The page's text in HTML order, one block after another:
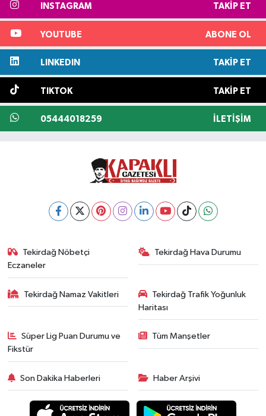
INSTAGRAM TAKIP ET
YOUTUBE ABONE OL
LINKEDIN TAKIP ET
TIKTOK TAKIP ET
05444018259 İLETIŞIM
Tekirdağ Nöbetçi
Eczaneler
Tekirdağ Hava Durumu
Tekirdağ Namaz Vakitleri
Tekirdağ Trafik Yoğunluk
Haritası
Süper Lig Puan Durumu ve
Fikstür
Tüm Manşetler
Son Dakika Haberleri Haber Arşivi